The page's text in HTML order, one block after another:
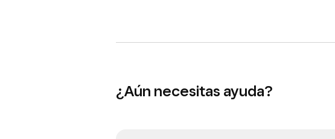
¿Aún necesitas ayuda?